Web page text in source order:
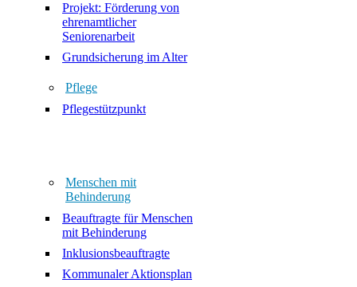
Projekt: Förderung von
ehrenamtlicher
Seniorenarbeit
Grundsicherung im Alter
Pflege
Pflegestützpunkt
Menschen mit
Behinderung
Beauftragte für Menschen
mit Behinderung
Inklusionsbeauftragte
Kommunaler Aktionsplan